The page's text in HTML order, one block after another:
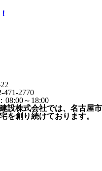
2770
～18:00
設株式会社では、名古屋市
を創り続けております。